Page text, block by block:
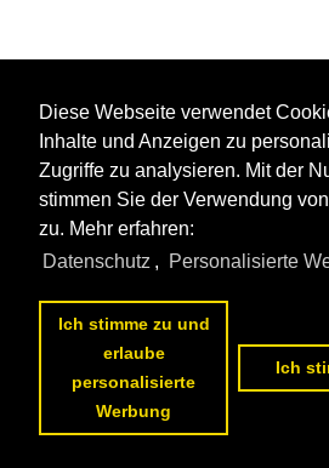
Datenschutzerklärung
Diese Webseite verwendet
Inhalte und Anzeigen zu
Zugriffe zu analysieren. Mit der
stimmen Sie der Verwendung
zu. Mehr erfahren:
Datenschutz , Personalisierte
Ich stimme zu und
erlaube
personalisierte
Werbung
Ich